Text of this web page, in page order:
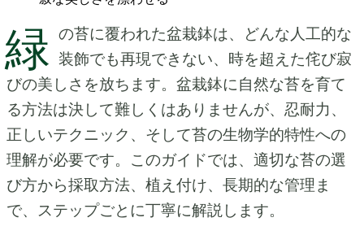
緑 の苔に覆われた盆栽鉢は、どんな人工的な
装飾でも再現できない、時を超えた侘び寂
びの美しさを放ちます。盆栽鉢に自然な苔を育て
る方法は決して難しくはありませんが、忍耐力、
正しいテクニック、そして苔の生物学的特性への
理解が必要です。このガイドでは、適切な苔の選
び方から採取方法、植え付け、長期的な管理ま
で、ステップごとに丁寧に解説します。